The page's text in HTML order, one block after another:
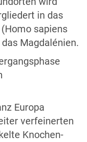
in das
sapiens
Magdalénien.
Europa
verfeinerten
Knochen-